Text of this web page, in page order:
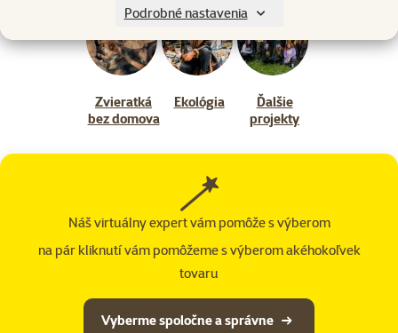
Podrobné nastavenia
Zvieratká
bez domova
Ekológia
Ďalšie
projekty
Náš virtuálny expert vám pomôže s výberom
na pár kliknutí vám pomôžeme s výberom akéhokoľvek
tovaru
Vyberme spoločne a správne